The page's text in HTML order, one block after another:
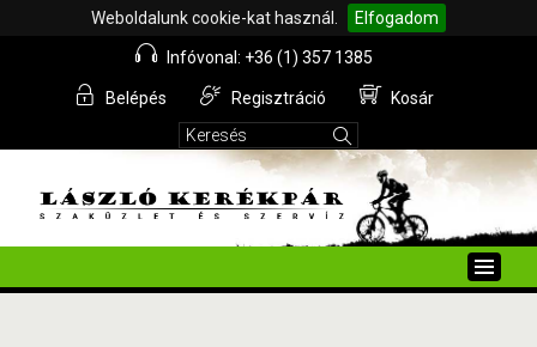
Weboldalunk cookie-kat használ. Elfogadom
Infóvonal: +36 (1) 357 1385
Belépés Regisztráció Kosár
Toggle